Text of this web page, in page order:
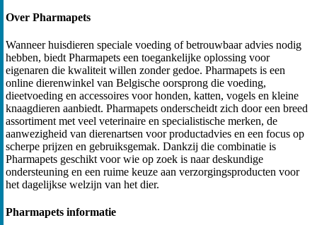
Over Pharmapets
Wanneer huisdieren speciale voeding of betrouwbaar advies nodig
hebben, biedt Pharmapets een toegankelijke oplossing voor
eigenaren die kwaliteit willen zonder gedoe. Pharmapets is een
online dierenwinkel van Belgische oorsprong die voeding,
dieetvoeding en accessoires voor honden, katten, vogels en kleine
knaagdieren aanbiedt. Pharmapets onderscheidt zich door een breed
assortiment met veel veterinaire en specialistische merken, de
aanwezigheid van dierenartsen voor productadvies en een focus op
scherpe prijzen en gebruiksgemak. Dankzij die combinatie is
Pharmapets geschikt voor wie op zoek is naar deskundige
ondersteuning en een ruime keuze aan verzorgingsproducten voor
het dagelijkse welzijn van het dier.
Pharmapets informatie